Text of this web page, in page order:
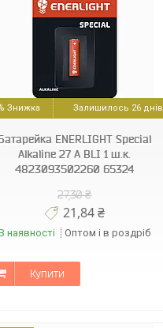
Залишилось 26 днів
ENERLIGHT Special
Alkaline 27 A BLI 1 ш.к.
4823093502260 65324
27,30 ₴
21,84 ₴
наявності Оптом і в роздріб
Купити
4823093504172